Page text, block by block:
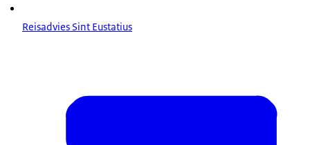
Reisadvies Sint Eustatius